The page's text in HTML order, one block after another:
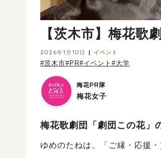
【茨木市】梅花歌
2026年1月10日 イベント
#茨木市#PR#イベント #大学
梅花PR隊
梅花女子
梅花歌劇団「劇団この花」
ゆめのたねは、「ご縁・応援